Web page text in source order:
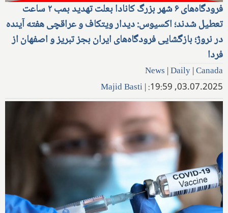
فرودگاه‌های ۶ شهر بزرگ کانادا بعلت تهدید بمب ۲ ساعت
تعطیل شدند؛ اکسیوس: دیدار ویتکاف و عراقچی هفته آینده
در نروژ؛ بازگشایی فرودگاه‌های ایران بجز تبریز و اصفهان از
فردا
News |Daily|Canada
03.07.2025, 19:59:
|
Majid Basti